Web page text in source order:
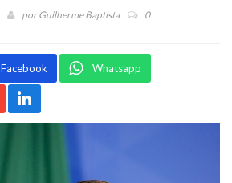
porGuilherme Baptista 0
Facebook Whatsapp